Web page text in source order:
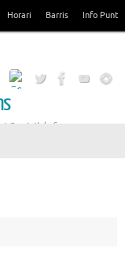
Horari Barris Info Punt
Sant Ildefons